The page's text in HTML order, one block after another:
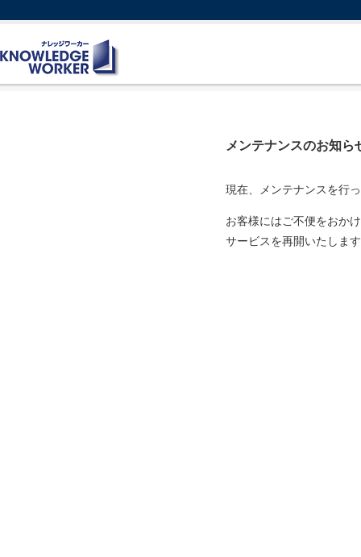
メンテナンスのお知ら
現在、メンテナンスを行
お客様にはご不便をおか
サービスを再開いたしま